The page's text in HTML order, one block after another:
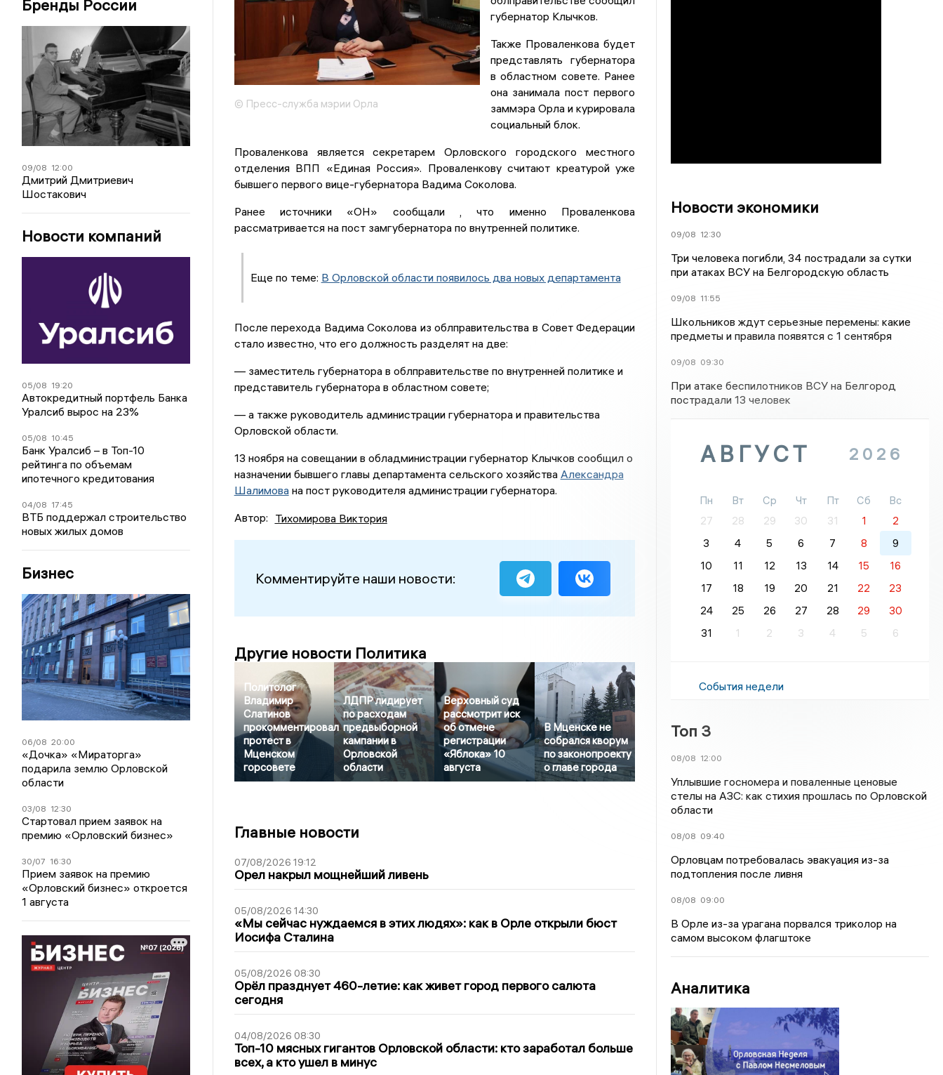
Бренды России
09/08 12:00
Дмитрий Дмитриевич
Шостакович
Новости компаний
05/08 19:20
Автокредитный портфель Банка
Уралсиб вырос на 23%
05/08 10:45
Банк Уралсиб – в Топ-10
рейтинга по объемам
ипотечного кредитования
04/08 17:45
ВТБ поддержал строительство
новых жилых домов
Бизнес
06/08 20:00
«Дочка» «Мираторга»
подарила землю Орловской
области
03/08 12:30
Стартовал прием заявок на
премию «Орловский бизнес»
30/07 16:30
Прием заявок на премию
«Орловский бизнес» откроется
1 августа
© Пресс-служба мэрии Орла
губернатор Клычков.
Также Проваленкова будет
представлять губернатора
в областном совете. Ранее
она занимала пост первого
заммэра Орла и курировала
социальный блок.
Проваленкова является секретарем Орловского городского местного
отделения ВПП «Единая Россия». Проваленкову считают креатурой уже
бывшего первого вице-губернатора Вадима Соколова.
Ранее источники «ОН» сообщали , что именно Проваленкова
рассматривается на пост замгубернатора по внутренней политике.
Еще по теме: В Орловской области появилось два новых департамента
После перехода Вадима Соколова из облправительства в Совет Федерации
стало известно, что его должность разделят на две:
— заместитель губернатора в облправительстве по внутренней политике и
представитель губернатора в областном совете;
— а также руководитель администрации губернатора и правительства
Орловской области.
13 ноября на совещании в обладминистрации губернатор Клычков сообщил о
назначении бывшего главы департамента сельского хозяйства Александра
Шалимована пост руководителя администрации губернатора.
Автор: Тихомирова Виктория
Комментируйте наши новости:
Другие новости Политика
Политолог
Владимир
Слатинов
прокомментировал
протест в
Мценском
горсовете
ЛДПР лидирует
по расходам
предвыборной
кампании в
Орловской
области
Верховный суд
рассмотрит иск
об отмене
регистрации
«Яблока» 10
августа
В Мценске не
собрался кворум
по законопроекту
о главе города
Главные новости
07/08/2026 19:12
Орел накрыл мощнейший ливень
05/08/2026 14:30
«Мы сейчас нуждаемся в этих людях»: как в Орле открыли бюст
Иосифа Сталина
05/08/2026 08:30
Орёл празднует 460-летие: как живет город первого салюта
сегодня
04/08/2026 08:30
Топ-10 мясных гигантов Орловской области: кто заработал больше
всех, а кто ушел в минус
Новости экономики
09/08 12:30
Три человека погибли, 34 пострадали за сутки
при атаках ВСУ на Белгородскую область
09/08 11:55
Школьников ждут серьезные перемены: какие
предметы и правила появятся с 1 сентября
09/08 09:30
При атаке беспилотников ВСУ на Белгород
пострадали 13 человек
АВГУСТ 2026
Пн Вт Ср Чт Пт Сб
Вс
27
28 29 30 31 1
2
3
4 5 6 7 8
9
10
11 12 13 14 15
16
17
18 19 20 21 22
23
24
25 26 27 28 29
30
31
1 2 3 4 5 6
События недели
Топ 3
08/08 12:00
Уплывшие госномера и поваленные ценовые
стелы на АЗС: как стихия прошлась по Орловской
области
08/08 09:40
Орловцам потребовалась эвакуация из-за
подтопления после ливня
08/08 09:00
В Орле из-за урагана порвался триколор на
самом высоком флагштоке
Аналитика